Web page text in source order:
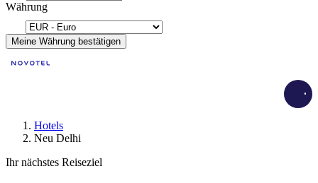
Währung
Meine Währung bestätigen
Hotels
Neu Delhi
Ihr nächstes Reiseziel